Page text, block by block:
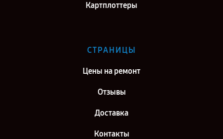
Картплоттеры
СТРАНИЦЫ
Цены на ремонт
Отзывы
Доставка
Контакты